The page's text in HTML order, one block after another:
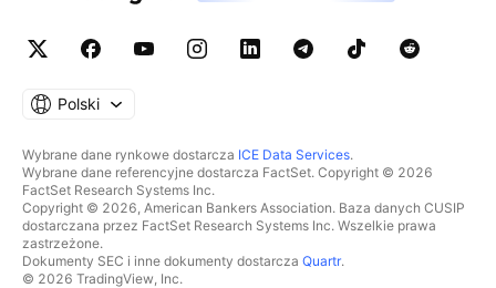
Polski
Wybrane dane rynkowe dostarcza ICE Data Services.
Wybrane dane referencyjne dostarcza FactSet. Copyright © 2026
FactSet Research Systems Inc.
Copyright © 2026, American Bankers Association. Baza danych CUSIP
dostarczana przez FactSet Research Systems Inc. Wszelkie prawa
zastrzeżone.
Dokumenty SEC i inne dokumenty dostarcza Quartr.
© 2026 TradingView, Inc.